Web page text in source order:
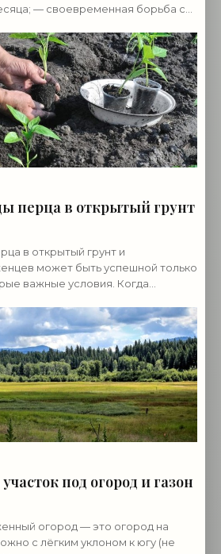
— своевременная борьба с
перца в открытый грунт
в открытый грунт и
может быть успешной только
важные условия. Когда
под огород и газон
огород — это огород на
с лёгким уклоном к югу (не